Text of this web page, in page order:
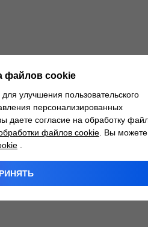
портфель
файлов cookie
улучшения пользовательского
персонализированных
даете согласие на обработку
файлов cookie . Вы можете